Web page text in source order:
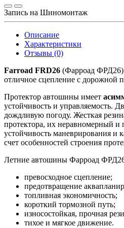
Запись на Шиномонтаж
Описание
Характеристики
Отзывы (0)
Farroad FRD26 (Фарроад ФРД26)
отличное сцепление с дорожной
Протектор автошины имеет
устойчивость и управляемость.
дождливую погоду. Жесткая
протектора, их неравномерный
устойчивость маневрирования и
счет особенностей строения
Летние автошины Фарроад
превосходное сцепление;
предотвращение
топливная экономичность;
короткий тормозной путь;
износостойкая, прочная
тихое и мягкое движение.